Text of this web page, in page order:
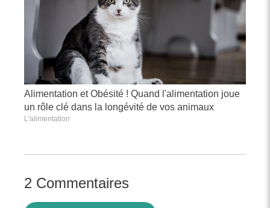
Alimentation et Obésité ! Quand l'alimentation joue
un rôle clé dans la longévité de vos animaux
L'alimentation
2 Commentaires